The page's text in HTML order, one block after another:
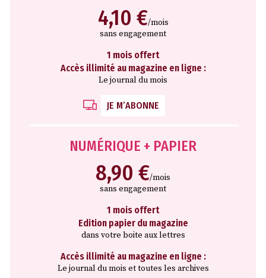
4,10 €/mois
sans engagement
1 mois offert
Accès illimité au magazine en ligne :
Le journal du mois
JE M’ABONNE
NUMÉRIQUE + PAPIER
8,90 €/mois
sans engagement
1 mois offert
Edition papier du magazine
dans votre boite aux lettres
Accès illimité au magazine en ligne :
Le journal du mois et toutes les archives